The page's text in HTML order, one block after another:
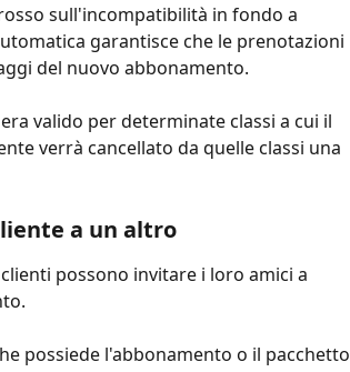
sull'incompatibilità in fondo a
garantisce che le prenotazioni
del nuovo abbonamento.
valido per determinate classi a cui il
verrà cancellato da quelle classi una
a un altro
possono invitare i loro amici a
possiede l'abbonamento o il pacchetto